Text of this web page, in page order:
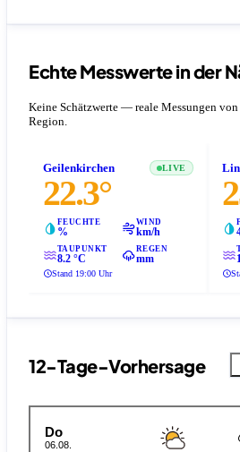
Echte Messwerte in der
Keine Schätzwerte — reale Messungen
Region.
Geilenkirchen LIVE
22.3°
FEUCHTE
%
WIND
km/h
TAUPUNKT
8.2 °C
REGEN
mm
Stand 19:00 Uhr
12-Tage-Vorhersage
Do
06.08.